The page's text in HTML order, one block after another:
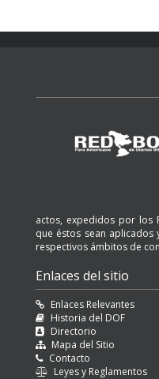
actos, expedidos por los
que éstos sean aplicados
respectivos ámbitos de
Enlaces del sitio
Enlaces Relevantes
Historia del DOF
Directorio
Mapa del Sitio
Contacto
Leyes y Reglamentos